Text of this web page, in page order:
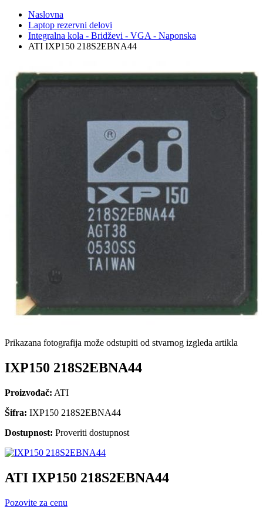
Naslovna
Laptop rezervni delovi
Integralna kola - Bridževi - VGA - Naponska
ATI IXP150 218S2EBNA44
Prikazana fotografija može odstupiti od stvarnog izgleda artikla
IXP150 218S2EBNA44
Proizvođač: ATI
Šifra: IXP150 218S2EBNA44
Dostupnost: Proveriti dostupnost
ATI IXP150 218S2EBNA44
Pozovite za cenu